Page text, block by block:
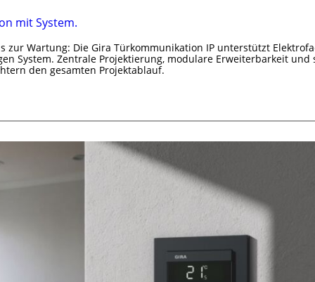
mit System.
zur Wartung: Die Gira Türkommunikation IP unterstützt
System. Zentrale Projektierung, modulare Erweiterbarkeit und
den gesamten Projektablauf.